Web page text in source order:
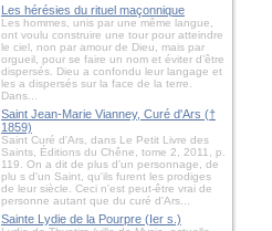
Les hérésies du rituel maçonnique
Les hommes, unis par une même langue,
ont voulu construire une tour pour atteindre
le ciel, non par amour de Dieu, mais par
orgueil, pour se faire un nom et éviter d’être
dispersés. Dieu a confondu leur langage et
les a dispersés sur la face de la terre.
Dans...
Saint Jean-Marie Vianney, Curé d'Ars (†
1859)
Saint Curé d'Ars, dans Le Petit Livre des
Saints, Éditions du Chêne, tome 2, 2011, p.
119. On a dit de plus d'un personnage, de
plu s d'un Saint, qu'ils furent les prodiges
de leur siècle. Ceci n'est peut-être vrai de
personne autant que du curé d'Ars...
Sainte Lydie de la Pourpre (Ier s.)